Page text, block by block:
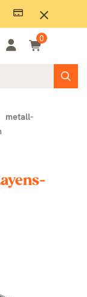
close
0
metall-